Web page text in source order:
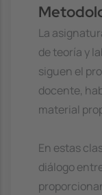
La
de teoría y
siguen el
docente,
material
En estas
diálogo